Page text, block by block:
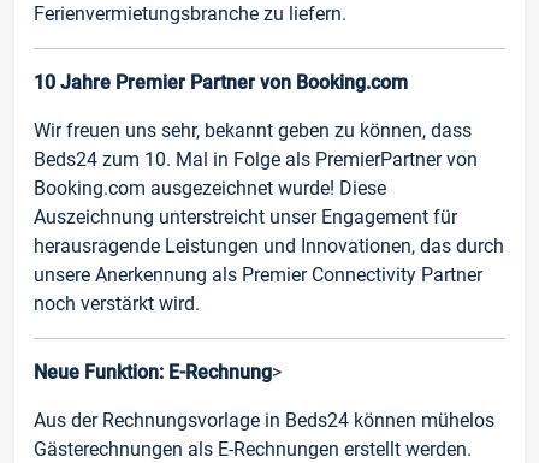
Ferienvermietungsbranche zu liefern.
10 Jahre Premier Partner von Booking.com
Wir freuen uns sehr, bekannt geben zu können, dass
Beds24 zum 10. Mal in Folge als PremierPartner von
Booking.com ausgezeichnet wurde! Diese
Auszeichnung unterstreicht unser Engagement für
herausragende Leistungen und Innovationen, das durch
unsere Anerkennung als Premier Connectivity Partner
noch verstärkt wird.
Neue Funktion: E-Rechnung>
Aus der Rechnungsvorlage in Beds24 können mühelos
Gästerechnungen als E-Rechnungen erstellt werden.